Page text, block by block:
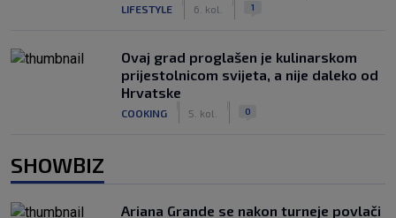
LIFESTYLE 6. kol. 1
Ovaj grad proglašen je kulinarskom
prijestolnicom svijeta, a nije daleko od
Hrvatske
COOKING 5. kol. 0
SHOWBIZ
Ariana Grande se nakon turneje povlači